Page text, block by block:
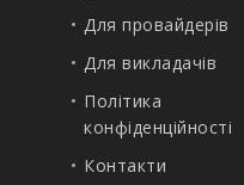
Для провайдерів
Для викладачів
Політика
конфіденційності
Контакти